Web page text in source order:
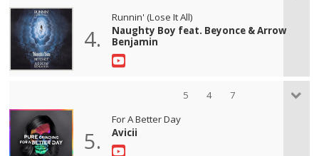
4.
Runnin' (Lose It All)
Naughty Boy feat. Beyonce & Arrow
Benjamin
5 4 7
5.
For A Better Day
Avicii